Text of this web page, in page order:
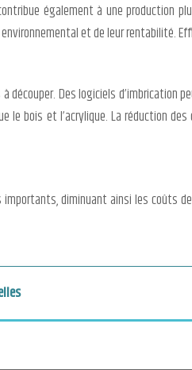
également à une production
et de leur rentabilité.
Des logiciels
et l’acrylique. La réduction
diminuant ainsi les coûts